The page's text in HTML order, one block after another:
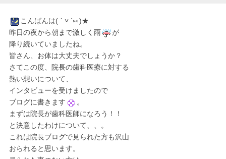
こんばんは( ˊ ˅ ˋ⑅ )★
昨日の夜から朝まで激しく雨
が
降り続いていましたね。
皆さん、お体は大丈夫でしょうか？
さてこの度、院長の歯科医療に対する
熱い想いについて、
インタビューを受けましたので
ブログに書きます
。
まずは院長が歯科医師になろう！！
と決意したわけについて、、。
これは院長ブログで見られた方も沢山
おられると思います。